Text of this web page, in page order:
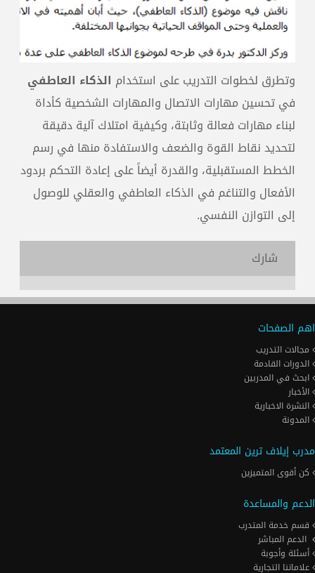
وتطرق لخطوات التدريب على استخدام الذكاء العاطفي
في تحسين مهارات الاتصال والمهارات الشخصية كأداة
لبناء مهارات فعالة وثابتة، وكيفية امتلاك آلية دقيقة
لتحديد نقاط القوة والضعف والاستفادة منها في رسم
الخطط المستقبلية، والقدرة أيضاً على إعادة التحكم بردود
الأفعال والتناغم في الذكاء العاطفي والعقلي للوصول
إلى التوازن النفسي.
شارك
اهم الصفحات
مجالات التدريب
الدورات القادمة
ابحث في المدربين
الأخبار
النشرة الاخبارية
المدونة
مدرب إيلاف ترين المعتمد
كن أقوى المتميزين
الدعم والمساعدة
قسم خدمة المتدرب
الدعم المباشر
أسئلة وأجوبة
علاماتنا التجارية